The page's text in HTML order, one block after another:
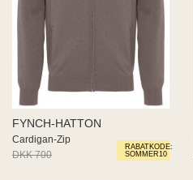
RABATKODE:
SOMMER10
FYNCH-HATTON
Cardigan-Zip
DKK 700
DKK 420